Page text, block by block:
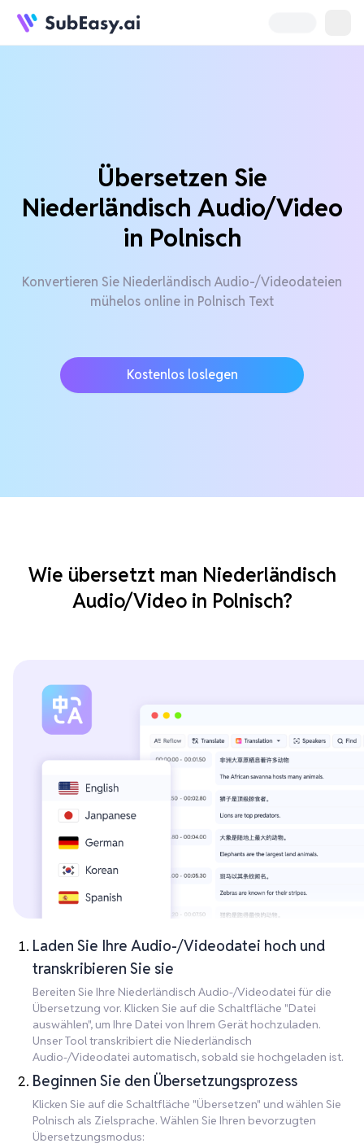
Übersetzen Sie
Niederländisch Audio/Video
in Polnisch
Konvertieren Sie Niederländisch Audio-/Videodateien
mühelos online in Polnisch Text
Kostenlos loslegen
Wie übersetzt man Niederländisch
Audio/Video in Polnisch?
Laden Sie Ihre Audio-/Videodatei hoch und
transkribieren Sie sie
Bereiten Sie Ihre Niederländisch Audio-/Videodatei für die
Übersetzung vor. Klicken Sie auf die Schaltfläche "Datei
auswählen", um Ihre Datei von Ihrem Gerät hochzuladen.
Unser Tool transkribiert die Niederländisch
Audio-/Videodatei automatisch, sobald sie hochgeladen ist.
Beginnen Sie den Übersetzungsprozess
Klicken Sie auf die Schaltfläche "Übersetzen" und wählen Sie
Polnisch als Zielsprache. Wählen Sie Ihren bevorzugten
Übersetzungsmodus: